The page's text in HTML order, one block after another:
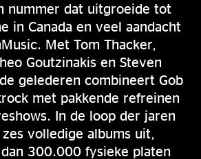
nummer dat uitgroeide tot
in Canada en veel aandacht
Met Tom Thacker,
Goutzinakis en Steven
gelederen combineert Gob
met pakkende refreinen
In de loop der jaren
volledige albums uit,
300.000 fysieke platen